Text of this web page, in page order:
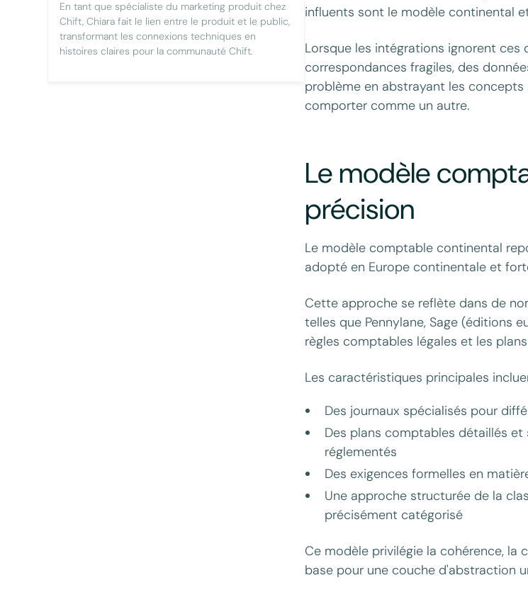
En tant que spécialiste du marketing produit chez
Chift, Chiara fait le lien entre le produit et le public,
transformant les connexions techniques en
histoires claires pour la communauté Chift.
influents sont le modèle continental
Lorsque les intégrations ignorent
correspondances fragiles, des
problème en abstrayant les
comporter comme un autre.
Le modèle
précision
Le modèle comptable continental
adopté en Europe continentale et
Cette approche se reflète dans de
telles que Pennylane, Sage (éditions
règles comptables légales et les
Les caractéristiques principales
Des journaux spécialisés pour
Des plans comptables détaillés
réglementés
Des exigences formelles en
Une approche structurée de la
précisément catégorisé
Ce modèle privilégie la cohérence,
base pour une couche d'abstraction